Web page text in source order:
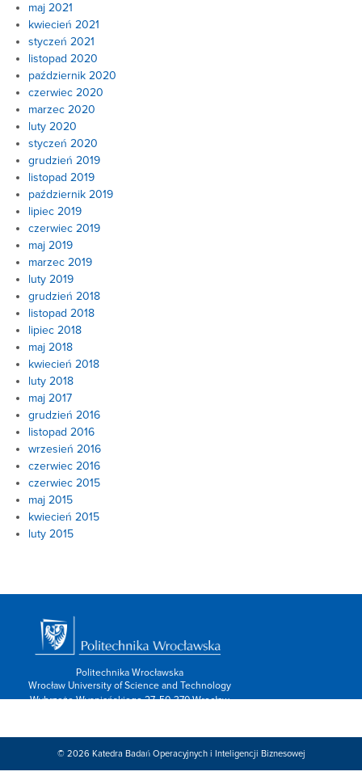
maj 2021
kwiecień 2021
styczeń 2021
listopad 2020
październik 2020
czerwiec 2020
marzec 2020
luty 2020
styczeń 2020
grudzień 2019
listopad 2019
październik 2019
lipiec 2019
czerwiec 2019
maj 2019
marzec 2019
luty 2019
grudzień 2018
listopad 2018
lipiec 2018
maj 2018
kwiecień 2018
luty 2018
maj 2017
grudzień 2016
listopad 2016
wrzesień 2016
czerwiec 2016
czerwiec 2015
maj 2015
kwiecień 2015
luty 2015
Politechnika Wrocławska
Wrocław University of Science and Technology
Wybrzeże Wyspiańskiego 27, 50-370 Wrocław
© 2026 Katedra Badań Operacyjnych i Inteligencji Biznesowej